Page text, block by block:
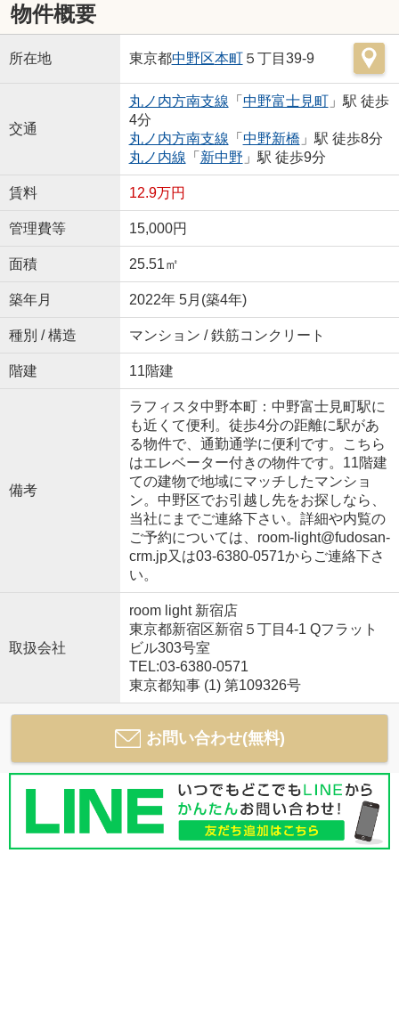
物件概要
所在地 東京都中野区本町５丁目39-9
交通
丸ノ内方南支線 「 中野富士見町」駅 徒歩
4分
丸ノ内方南支線 「 中野新橋 」駅 徒歩8分
丸ノ内線 「 新中野 」駅 徒歩9分
賃料 12.9万円
管理費等 15,000円
面積 25.51㎡
築年月 2022年 5月(築4年)
種別 / 構造 マンション / 鉄筋コンクリート
階建 11階建
備考
ラフィスタ中野本町：中野富士見町駅に
も近くて便利。徒歩4分の距離に駅があ
る物件で、通勤通学に便利です。こちら
はエレベーター付きの物件です。11階建
ての建物で地域にマッチしたマンショ
ン。中野区でお引越し先をお探しなら、
当社にまでご連絡下さい。詳細や内覧の
ご予約については、room-light@fudosan-
crm.jp又は03-6380-0571からご連絡下さ
い。
取扱会社
room light 新宿店
東京都新宿区新宿５丁目4-1 Qフラット
ビル303号室
TEL:03-6380-0571
東京都知事 (1) 第109326号
お問い合わせ(無料)